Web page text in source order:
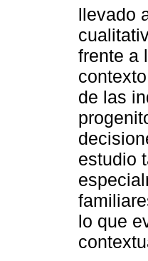
llevado
frente a
de las
estudio
lo que